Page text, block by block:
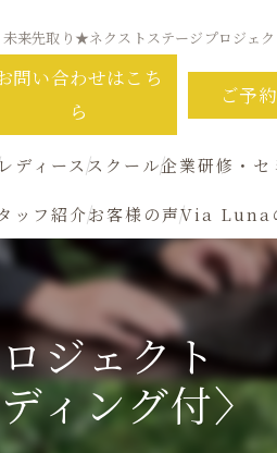
未来先取り★ネクストステージプロジェク
問い合わせはこち
ら
ご予
ストステージプロジェクト （ブラン
トータル診断
顔タイプ診断
パーソナルカラー診断
骨格診断
ワードローブチェック
ディース
影未来先取り★ネクストステージプロ
ファッションで叶える✨〜Via Luna
スクール
顔タイプアドバイザー
パーソナルカラーリスト
パーソナルスタイリスト
企業研修・セ
ッフ紹介お客様の声Via Luna
オンライン
女性
ファッショ
ジェクト
ィング付〉